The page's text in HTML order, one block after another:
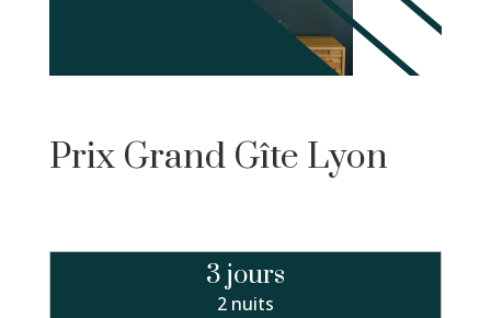
Prix Grand Gîte Lyon
3 jours
2 nuits